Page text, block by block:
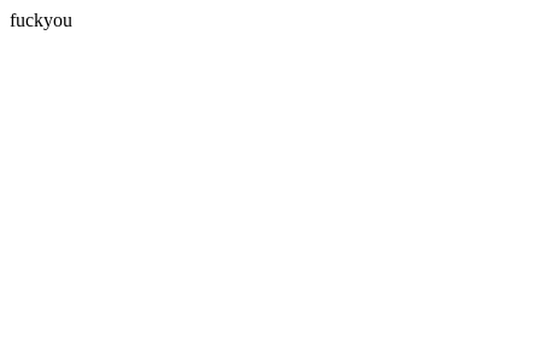
fuckyou